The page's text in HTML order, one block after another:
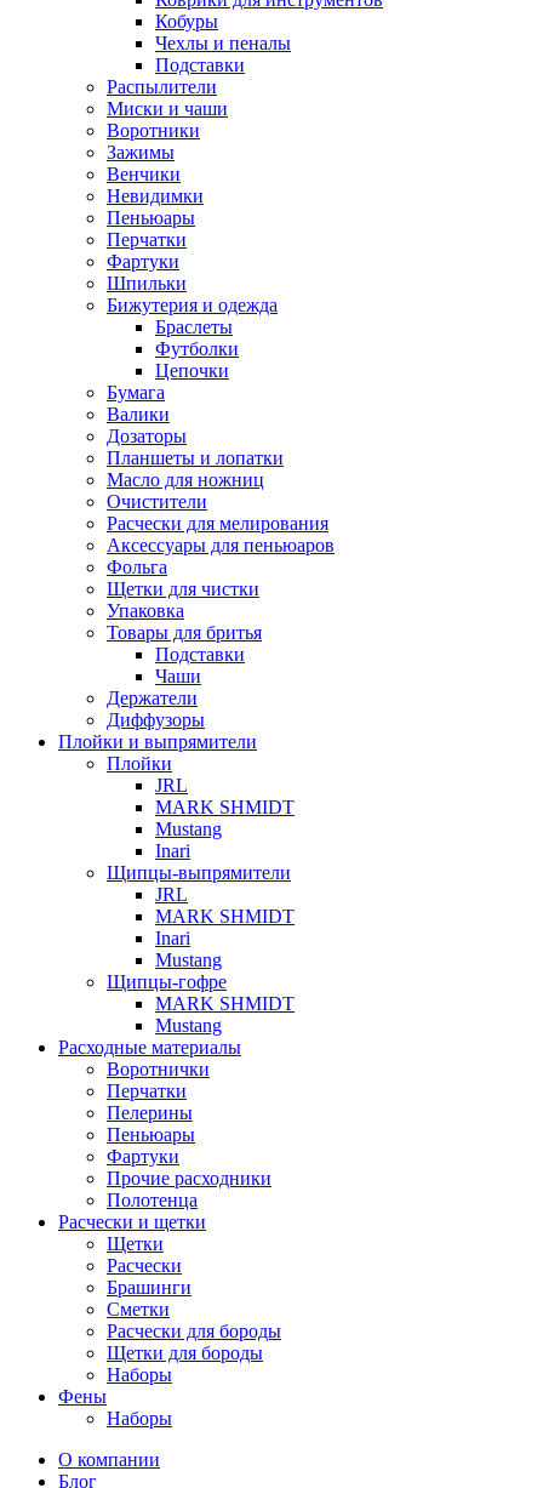
Кобуры
Чехлы и пеналы
Подставки
Распылители
Миски и чаши
Воротники
Зажимы
Венчики
Невидимки
Пеньюары
Перчатки
Фартуки
Шпильки
Бижутерия и одежда
Браслеты
Футболки
Цепочки
Бумага
Валики
Дозаторы
Планшеты и лопатки
Масло для ножниц
Очистители
Расчески для мелирования
Аксессуары для пеньюаров
Фольга
Щетки для чистки
Упаковка
Товары для бритья
Подставки
Чаши
Держатели
Диффузоры
Плойки и выпрямители
Плойки
JRL
MARK SHMIDT
Mustang
Inari
Щипцы-выпрямители
JRL
MARK SHMIDT
Inari
Mustang
Щипцы-гофре
MARK SHMIDT
Mustang
Расходные материалы
Воротнички
Перчатки
Пелерины
Пеньюары
Фартуки
Прочие расходники
Полотенца
Расчески и щетки
Щетки
Расчески
Брашинги
Сметки
Расчески для бороды
Щетки для бороды
Наборы
Фены
Наборы
О компании
Блог